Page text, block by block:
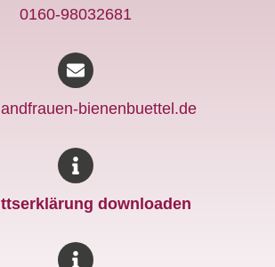
0160-98032681
bienenbuettel.de
downloaden